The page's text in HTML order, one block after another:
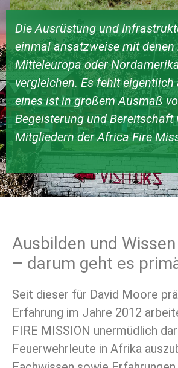
Die Ausrüstung und
einmal ansatzweise mit denen
Mitteleuropa oder
vergleichen. Es fehlt
eines ist in großem Ausmaß
Begeisterung und Bereitschaft
Mitgliedern der Africa Fire
Ausbilden und
– darum geht es
Seit dieser für David Moore
Erfahrung im Jahre 2012
FIRE MISSION unermüdlich
Feuerwehrleute in Afrika